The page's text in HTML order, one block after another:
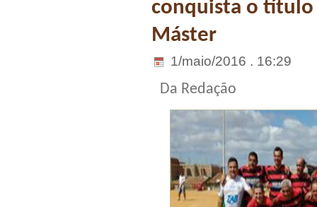
conquista o título
Máster
1/maio/2016 . 16:29
Da Redação